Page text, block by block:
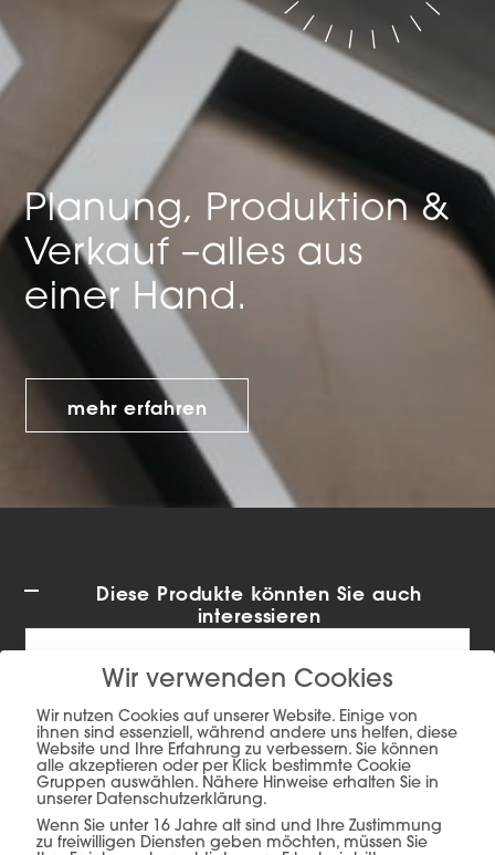
Planung, Produktion &
Verkauf –alles aus
einer Hand.
mehr erfahren
Diese Produkte könnten Sie auch
interessieren
Wir verwenden Cookies
Wir nutzen Cookies auf unserer Website. Einige von
ihnen sind essenziell, während andere uns helfen, diese
Website und Ihre Erfahrung zu verbessern. Sie können
alle akzeptieren oder per Klick bestimmte Cookie
Gruppen auswählen. Nähere Hinweise erhalten Sie in
unserer Datenschutzerklärung.
Wenn Sie unter 16 Jahre alt sind und Ihre Zustimmung
zu freiwilligen Diensten geben möchten, müssen Sie